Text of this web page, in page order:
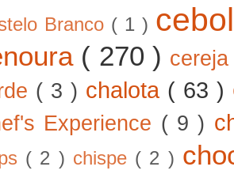
Branco ( 1 )
( 270 )
( 3 ) chalota ( 63 )
Experience ( 9 )
( 2 ) chispe ( 2 )